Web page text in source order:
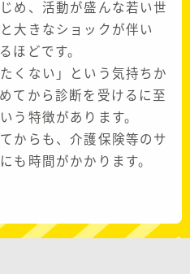
め、活動が盛んな若い世
大きなショックが伴い
ほどです。
くない」という気持ちか
てから診断を受けるに至
う特徴があります。
からも、介護保険等のサ
も時間がかかります。